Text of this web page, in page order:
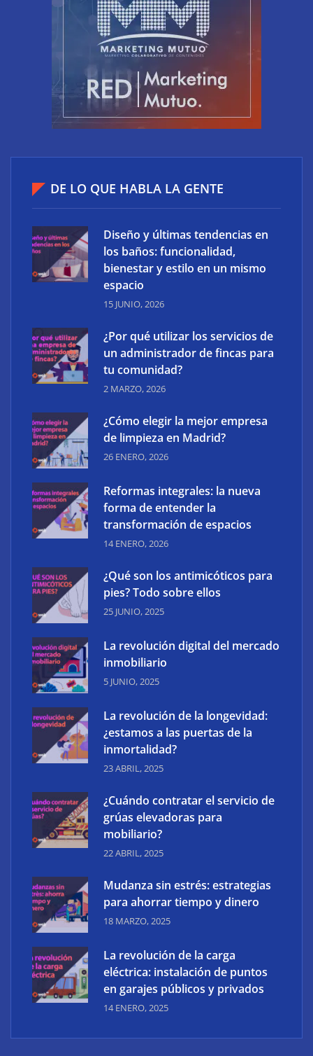
soporte tecnológico
ESOSKIN: innovación tecnológica aplicada al
cuidado avanzado de la piel
Cómo la tecnología transforma la venta de
inmuebles en un divorcio
DE LO QUE HABLA LA GENTE
Diseño y últimas tendencias en
los baños: funcionalidad,
bienestar y estilo en un mismo
espacio
15 JUNIO, 2026
¿Por qué utilizar los servicios de
un administrador de fincas para
tu comunidad?
2 MARZO, 2026
¿Cómo elegir la mejor empresa
de limpieza en Madrid?
26 ENERO, 2026
Reformas integrales: la nueva
forma de entender la
transformación de espacios
14 ENERO, 2026
¿Qué son los antimicóticos para
pies? Todo sobre ellos
25 JUNIO, 2025
La revolución digital del mercado
inmobiliario
5 JUNIO, 2025
La revolución de la longevidad:
¿estamos a las puertas de la
inmortalidad?
23 ABRIL, 2025
¿Cuándo contratar el servicio de
grúas elevadoras para
mobiliario?
22 ABRIL, 2025
Mudanza sin estrés: estrategias
para ahorrar tiempo y dinero
18 MARZO, 2025
La revolución de la carga
eléctrica: instalación de puntos
en garajes públicos y privados
14 ENERO, 2025